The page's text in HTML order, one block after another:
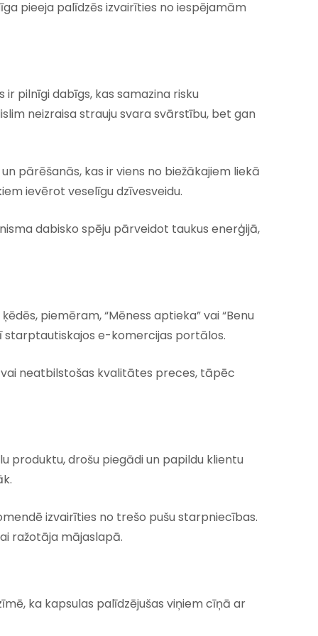
pieeja palīdzēs izvairīties no iespējamām
pilnīgi dabīgs, kas samazina risku
neizraisa strauju svara svārstību, bet gan
pārēšanās, kas ir viens no biežākajiem liekā
ievērot veselīgu dzīvesveidu.
dabisko spēju pārveidot taukus enerģijā,
piemēram, “Mēness aptieka” vai “Benu
starptautiskajos e-komercijas portālos.
neatbilstošas kvalitātes preces, tāpēc
produktu, drošu piegādi un papildu klientu
izvairīties no trešo pušu starpniecības.
ražotāja mājaslapā.
ka kapsulas palīdzējušas viņiem cīņā ar